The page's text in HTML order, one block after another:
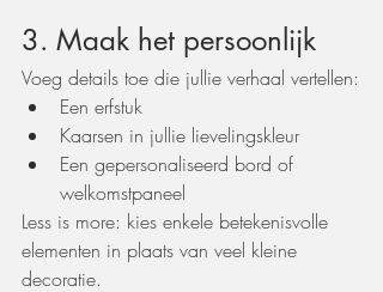
3. Maak het persoonlijk
Voeg details toe die jullie verhaal vertellen:
Een erfstuk
Kaarsen in jullie lievelingskleur
Een gepersonaliseerd bord of
welkomstpaneel
Less is more: kies enkele betekenisvolle
elementen in plaats van veel kleine
decoratie.